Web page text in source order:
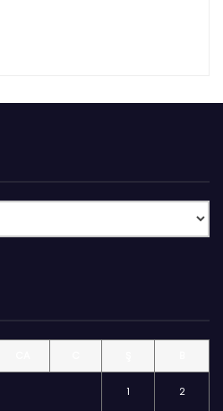
1 2